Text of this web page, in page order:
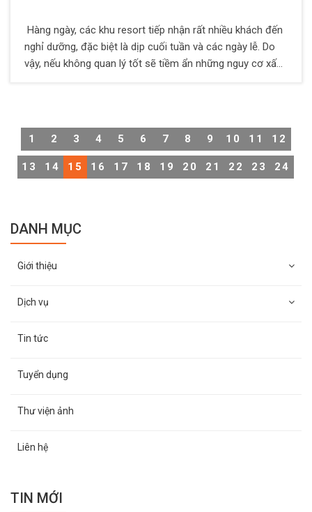
Hàng ngày, các khu resort tiếp nhận rất nhiều khách đến
nghỉ dưỡng, đặc biệt là dịp cuối tuần và các ngày lễ. Do
vậy, nếu không quan lý tốt sẽ tiềm ẩn những nguy cơ xấu
vụ bảo vệ khu sinh thái từ Thiên Long Hoàng. Được sự tin
Thiên Long Hoàng đang ngày càng khẳng định được
mình với quý khách hàng trên cả nước.
1 2 3 4 5 6 7 8 9 10 11 12
13 14 15 16 17 18 19 20 21 22 23 24
DANH MỤC
Giới thiệu
Dịch vụ
Tin tức
Tuyển dụng
Thư viện ảnh
Liên hệ
TIN MỚI